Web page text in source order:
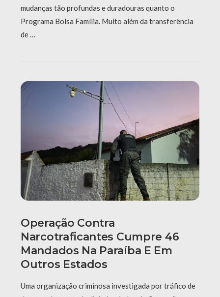
mudanças tão profundas e duradouras quanto o
Programa Bolsa Família. Muito além da transferência
de …
Operação Contra
Narcotraficantes Cumpre 46
Mandados Na Paraíba E Em
Outros Estados
Uma organização criminosa investigada por tráfico de